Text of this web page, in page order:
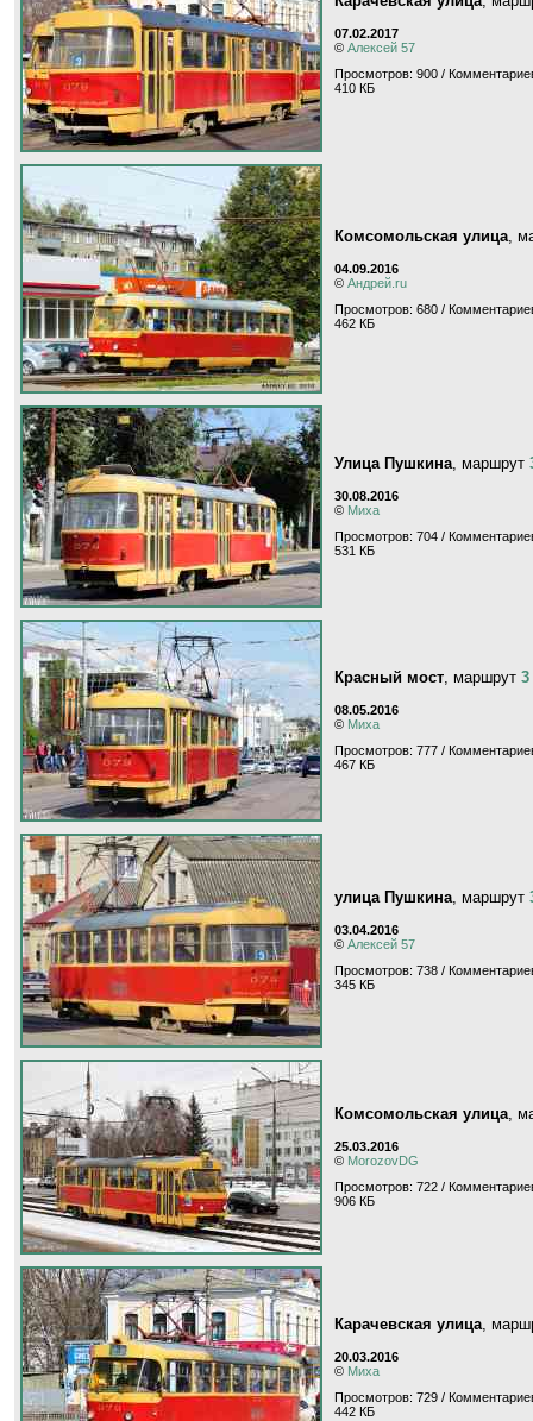
07.02.2017
© Алексей 57
Просмотров: 900 /
410 КБ
Комсомольская улица,
04.09.2016
© Андрей.ru
Просмотров: 680 /
462 КБ
Улица Пушкина, маршрут
30.08.2016
© Миха
Просмотров: 704 /
531 КБ
Красный мост, маршрут 3
08.05.2016
© Миха
Просмотров: 777 /
467 КБ
улица Пушкина, маршрут
03.04.2016
© Алексей 57
Просмотров: 738 /
345 КБ
Комсомольская улица,
25.03.2016
© MorozovDG
Просмотров: 722 /
906 КБ
Карачевская улица,
20.03.2016
© Миха
Просмотров: 729 /
442 КБ